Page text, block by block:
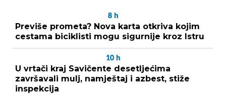
8 h
Previše prometa? Nova karta otkriva kojim
cestama biciklisti mogu sigurnije kroz Istru
10 h
U vrtači kraj Savičente desetljećima
završavali mulj, namještaj i azbest, stiže
inspekcija